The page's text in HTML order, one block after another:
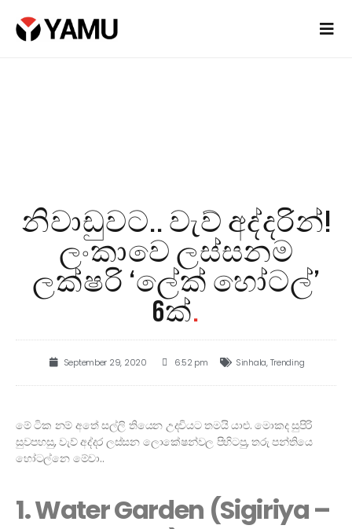
නිවාඩුවට.. වැව් අද්දරින්!
ලංකාවෙ ලස්සනම
ලක්ෂරි ‘ලේක් හෝටල්’
6ක්.
September 29, 2020 6:52 pm Sinhala,Trending
මේ ටික නම් අතේ සල්ලි තියෙන උදවියට තමයි යාළු. මොකද සුපිරි
සුවපහසු, වැව් අද්දර ලස්සන ලොකේෂන්වල පිහිටපු, තරු පන්තියෙ
හෝටල්නෙ මේවා..
1. Water Garden (Sigiriya –